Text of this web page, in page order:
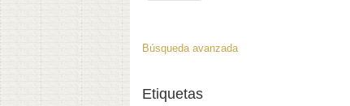
Búsqueda avanzada
Etiquetas